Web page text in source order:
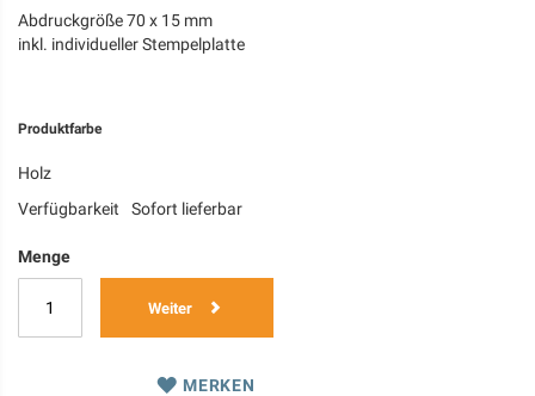
Abdruckgröße 70 x 15 mm
inkl. individueller Stempelplatte
Produktfarbe
Holz
Verfügbarkeit
Sofort lieferbar
Menge
Weiter
MERKEN